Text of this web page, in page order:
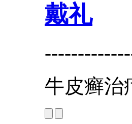
戴礼
牛皮癣治